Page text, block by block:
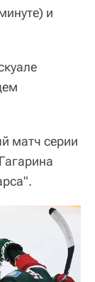
и
матч серии